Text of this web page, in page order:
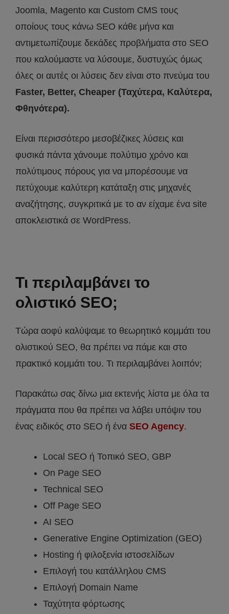
Joomla, Magento και Custom CMS τους
οποίους τους κάνω SEO κάθε μήνα και
αντιμετωπίζουμε δεκάδες προβλήματα στο SEO
που καλούμαστε να λύσουμε, δυστυχώς όμως
όλες οι αυτές οι λύσεις δεν είναι στο πνεύμα του
Faster, Better, Cheaper (Ταχύτερα, Καλύτερα,
Φθηνότερα).
Είναι περισσότερο μεσοβέζικες λύσεις και
φυσικά πάντα χάνουμε πολύτιμο χρόνο και
πολύτιμους πόρους για να μπορέσουμε να
πετύχουμε καλύτερη κατάταξη στις μηχανές
αναζήτησης, συγκριτικά με το αν είχαμε ένα site
αποκλειστικά σε WordPress.
Τι περιλαμβάνει το
ολιστικό SEO;
Τώρα αοφύ καλύψαμε το θεωρητικό κομμάτι του
ολιστικού SEO, θα πρέπει να πάμε και στο
πρακτικό κομμάτι του. Τι περιλαμβάνει λοιπόν;
Παρακάτω σας δίνω μια εκτενής λίστα με όλα τα
πράγματα που θα πρέπει να λάβει υπόψιν του
ένας ειδικός στο SEO ή ένα SEO Agency.
Local SEO ή Τοπικό SEO, GBP
On Page SEO
Technical SEO
Off Page SEO
AI SEO
Generative Engine Optimization (GEO)
Hosting ή φιλοξενία ιστοσελίδων
Επιλογή του κατάλληλου CMS
Επιλογή Domain Name
Ταχύτητα φόρτωσης